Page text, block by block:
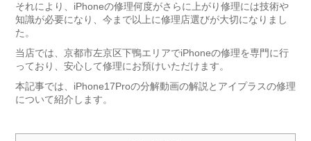
それにより、iPhoneの修理何度がさらに上がり修理には技術や
知識が必要になり、今まで以上に修理店選びが大切になりまし
た。
当店では、京都市左京区下鴨エリアでiPhoneの修理を専門に行
っており、安心して修理にお預けいただけます。
本記事では、iPhone17Proの分解動画の解説とアイプラスの修理
について紹介します。